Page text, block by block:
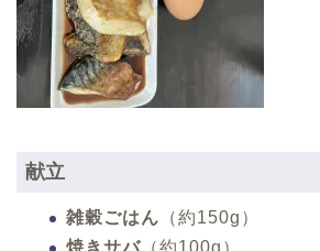
献立
雑穀ごはん （約150g）
焼きサバ （約100g）